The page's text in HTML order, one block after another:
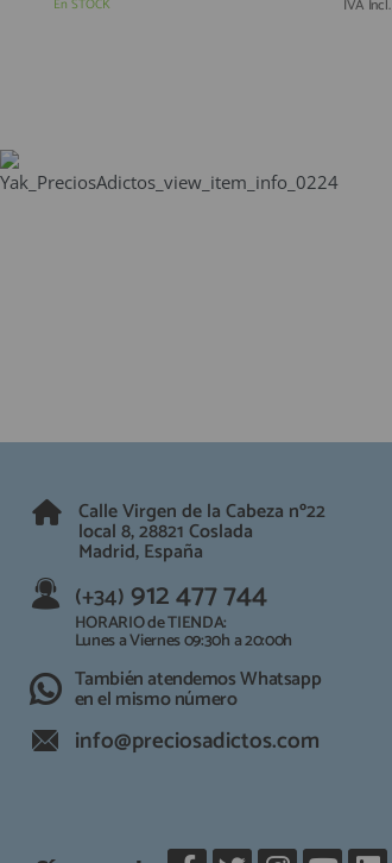
En STOCK IVA Incl.
Calle Virgen de la Cabeza nº22
local 8, 28821 Coslada
Madrid, España
(+34) 912 477 744
HORARIO de TIENDA:
Lunes a Viernes 09:30h a 20:00h
También atendemos Whatsapp
en el mismo número
info@preciosadictos.com